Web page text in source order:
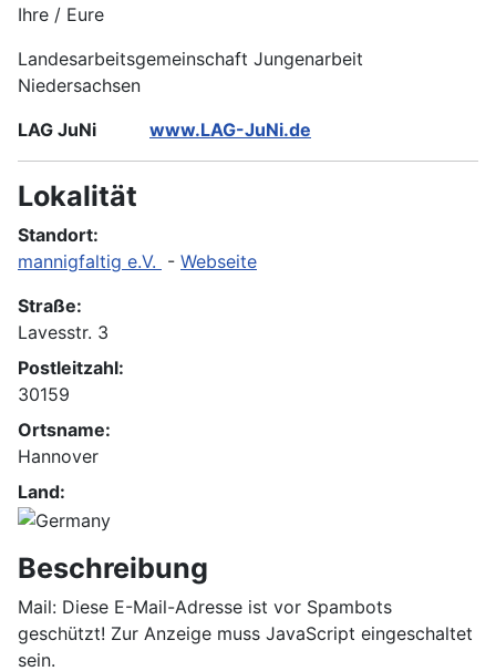
Ihre / Eure
Landesarbeitsgemeinschaft Jungenarbeit
Niedersachsen
LAG JuNi www.LAG-JuNi.de
Lokalität
Standort:
mannigfaltig e.V. - Webseite
Straße:
Lavesstr. 3
Postleitzahl:
30159
Ortsname:
Hannover
Land:
Beschreibung
Mail: Diese E-Mail-Adresse ist vor Spambots
geschützt! Zur Anzeige muss JavaScript eingeschaltet
sein.